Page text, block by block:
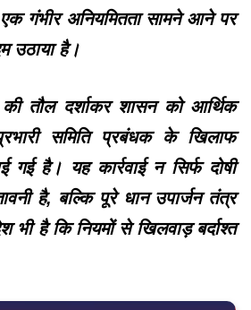
गंभीर अनियमितता सामने आने पर
उठाया है।
तौल दर्शाकर शासन को आर्थिक
समिति प्रबंधक के खिलाफ
है। यह कार्रवाई न सिर्फ दोषी
है, बल्कि पूरे धान उपार्जन तंत्र
है कि नियमों से खिलवाड़ बर्दाश्त